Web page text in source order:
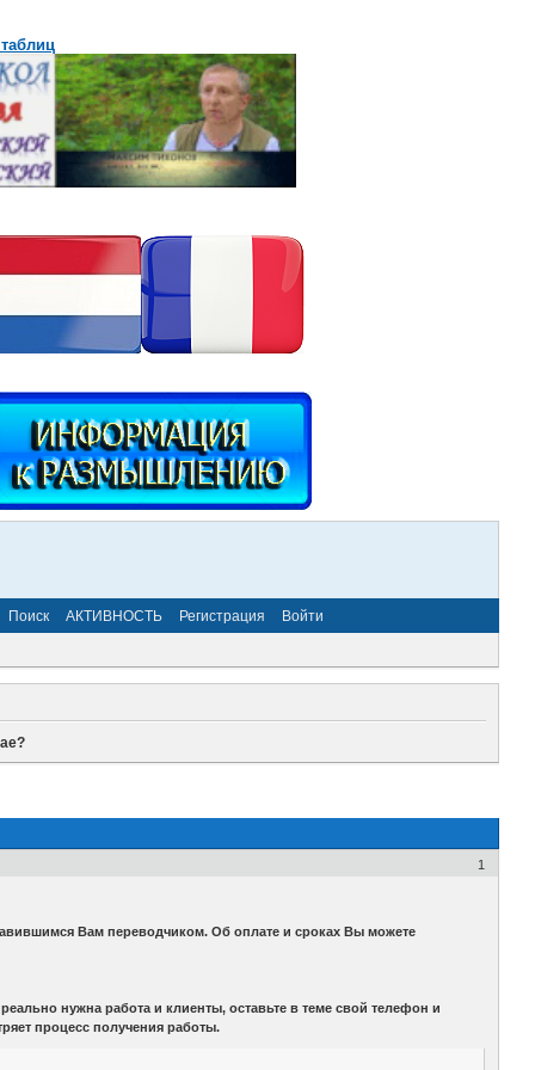
Поиск АКТИВНОСТЬ Регистрация Войти
1
Вам переводчиком. Об оплате и сроках Вы можете
нужна работа и клиенты, оставьте в теме свой телефон и
процесс получения работы.